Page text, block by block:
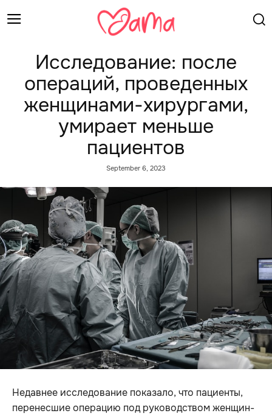
Исследование: после
операций, проведенных
женщинами-хирургами,
умирает меньше
пациентов
September 6, 2023
Недавнее исследование показало, что пациенты,
перенесшие операцию под руководством женщин-